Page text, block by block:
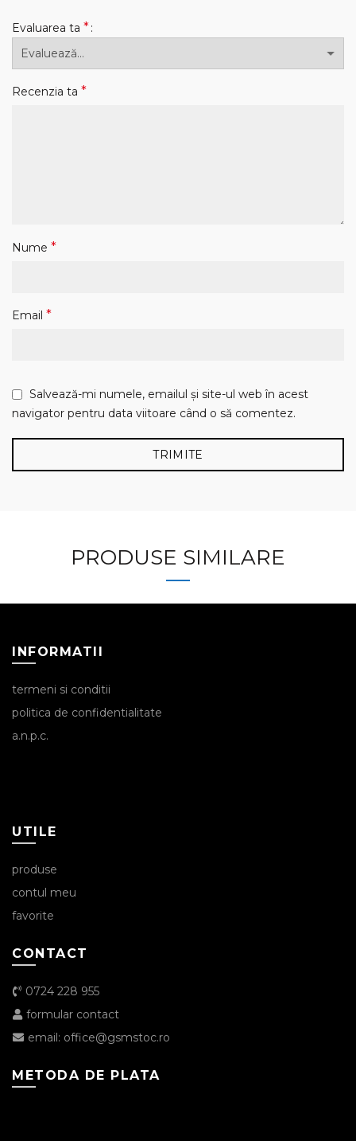
Evaluarea ta *
Recenzia ta *
Nume *
Email *
Salvează-mi numele, emailul și site-ul web în acest
navigator pentru data viitoare când o să comentez.
PRODUSE SIMILARE
INFORMATII
termeni si conditii
politica de confidentialitate
a.n.p.c.
UTILE
produse
contul meu
favorite
CONTACT
0724 228 955
formular contact
email: office@gsmstoc.ro
METODA DE PLATA